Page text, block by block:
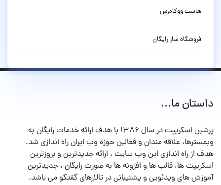
هاست ووکامرس
فروشگاه ساز رایگان
داستان ما...
پرشین اسکریپت در سال ۱۳۸۶ با هدف ارائه خدمات رایگان به
وبمسترها، علاقه مندان و فعالین حوزه وب ایران راه اندازی شد.
هدف از راه اندازی این وب سایت ، ارائه جدیدترین و بروزترین
اسکریپت ها، قالب ها و افزونه ها به صورت رایگان ، جدیدترین
آموزش های ویدئویی و پشتیبانی در تالارهای گفتگو می باشد.